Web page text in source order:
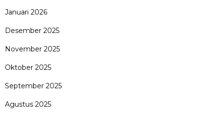
Januari 2026
Desember 2025
November 2025
Oktober 2025
September 2025
Agustus 2025